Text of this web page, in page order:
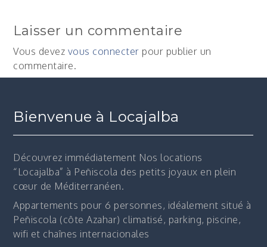
l’article
Laisser un commentaire
Vous devez vous connecter pour publier un
commentaire.
Bienvenue à Locajalba
Découvrez immédiatement Nos locations
“Locajalba” à Peñiscola des petits joyaux en plein
cœur de Méditerranéen.
Appartements pour 6 personnes, idéalement situé à
Peñiscola (côte Azahar) climatisé, parking, piscine,
wifi et chaînes internacionales